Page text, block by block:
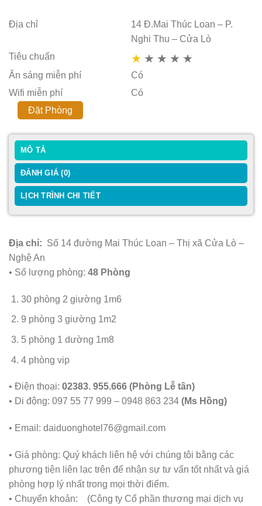
Địa chỉ
14 Đ.Mai Thúc Loan – P.
Nghi Thu – Cửa Lò
Tiêu chuẩn
★ ★ ★ ★ ★
Ăn sáng miễn phí
Có
Wifi miễn phí
Có
Đặt Phòng
MÔ TẢ
ĐÁNH GIÁ (0)
LỊCH TRÌNH CHI TIẾT
Địa chỉ: Số 14 đường Mai Thúc Loan – Thị xã Cửa Lò –
Nghệ An
• Số lượng phòng: 48 Phòng
30 phòng 2 giường 1m6
9 phòng 3 giường 1m2
5 phòng 1 dường 1m8
4 phòng vip
• Điện thoại: 02383. 955.666 (Phòng Lễ tân)
• Di động: 097 55 77 999 – 0948 863 234 (Ms Hồng)
• Email: daiduonghotel76@gmail.com
• Giá phòng: Quý khách liên hệ với chúng tôi bằng các
phương tiện liên lạc trên để nhận sự tư vấn tốt nhất và giá
phòng hợp lý nhất trong mọi thời điểm.
• Chuyển khoản:
(Công ty Cổ phần thương mại dịch vụ